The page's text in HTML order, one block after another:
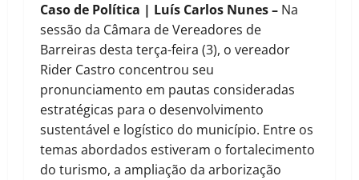
Caso de Política | Luís Carlos Nunes – Na
sessão da Câmara de Vereadores de
Barreiras desta terça-feira (3), o vereador
Rider Castro concentrou seu
pronunciamento em pautas consideradas
estratégicas para o desenvolvimento
sustentável e logístico do município. Entre os
temas abordados estiveram o fortalecimento
do turismo, a ampliação da arborização